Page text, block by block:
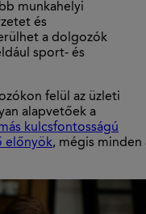
munkahelyi
és
a dolgozók
sport- és
felül az üzleti
alapvetőek a
kulcsfontosságú
előnyök, mégis minden